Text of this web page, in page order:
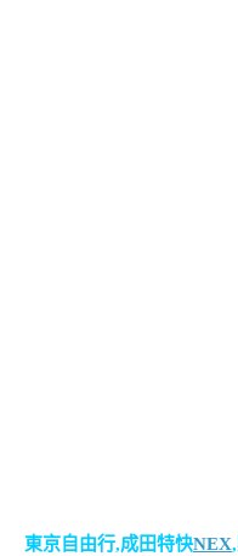
東京自由行,成田特快NEX